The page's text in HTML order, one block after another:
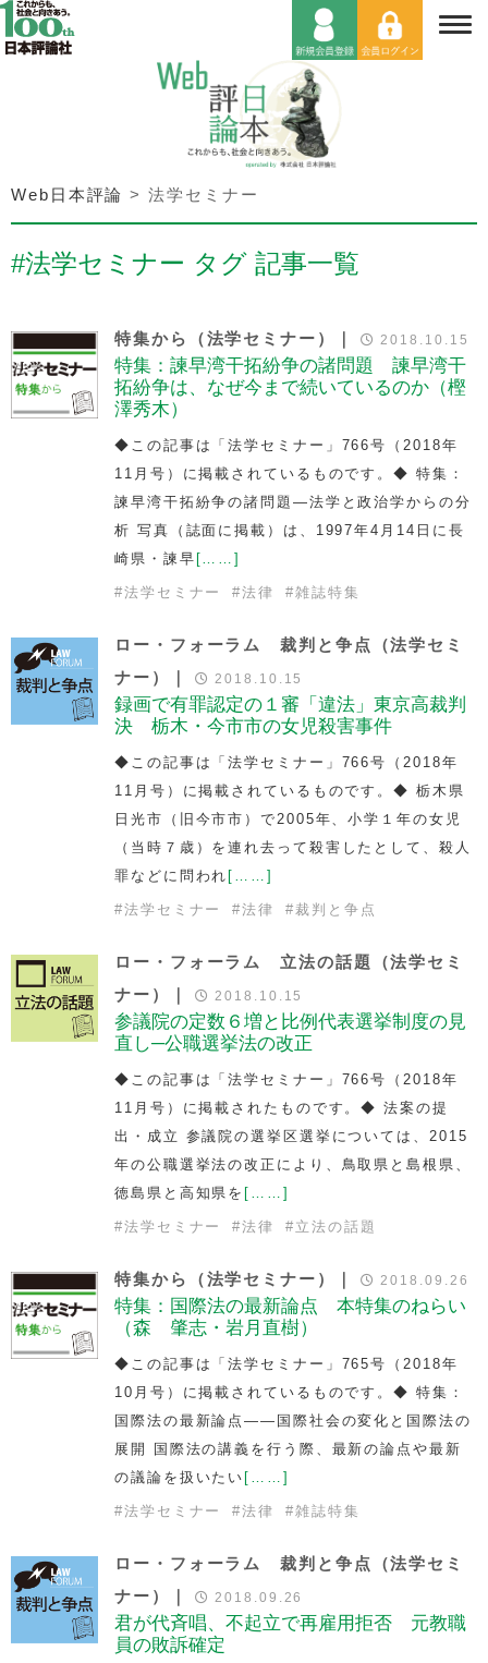
Web日本評論 >法学セミナー
#法学セミナー タグ 記事一覧
特集から（法学セミナー）｜ 2018.10.15
特集：諫早湾干拓紛争の諸問題 諫早湾干
拓紛争は、なぜ今まで続いているのか（樫
澤秀木）
◆この記事は「法学セミナー」766号（2018年
11月号）に掲載されているものです。◆ 特集：
諫早湾干拓紛争の諸問題―法学と政治学からの分
析 写真（誌面に掲載）は、1997年4月14日に長
崎県・諫早 [……]
#法学セミナー #法律 #雑誌特集
ロー・フォーラム 裁判と争点（法学セミ
ナー）｜
2018.10.15
録画で有罪認定の１審「違法」東京高裁判
決 栃木・今市市の女児殺害事件
◆この記事は「法学セミナー」766号（2018年
11月号）に掲載されているものです。◆ 栃木県
日光市（旧今市市）で2005年、小学１年の女児
（当時７歳）を連れ去って殺害したとして、殺人
罪などに問われ [……]
#法学セミナー #法律 # 裁判と争点
ロー・フォーラム 立法の話題（法学セミ
ナー）｜
2018.10.15
参議院の定数６増と比例代表選挙制度の見
直し─公職選挙法の改正
◆この記事は「法学セミナー」766号（2018年
11月号）に掲載されたものです。◆ 法案の提
出・成立 参議院の選挙区選挙については、2015
年の公職選挙法の改正により、鳥取県と島根県、
徳島県と高知県を [……]
#法学セミナー #法律 # 立法の話題
特集から（法学セミナー）｜ 2018.09.26
特集：国際法の最新論点 本特集のねらい
（森 肇志・岩月直樹）
◆この記事は「法学セミナー」765号（2018年
10月号）に掲載されているものです。◆ 特集：
国際法の最新論点――国際社会の変化と国際法の
展開 国際法の講義を行う際、最新の論点や最新
の議論を扱いたい [……]
#法学セミナー #法律 #雑誌特集
ロー・フォーラム 裁判と争点（法学セミ
ナー）｜
2018.09.26
君が代斉唱、不起立で再雇用拒否 元教職
員の敗訴確定